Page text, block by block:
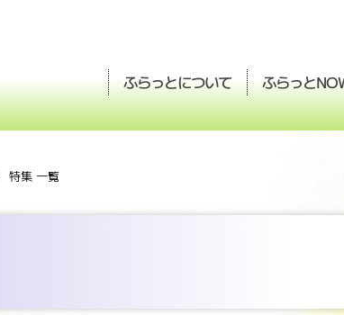
ふらっとについて ふらっと
特集 一覧